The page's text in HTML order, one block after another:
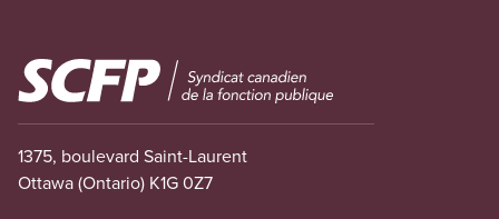
Image
1375, boulevard Saint-Laurent
Ottawa (Ontario) K1G 0Z7